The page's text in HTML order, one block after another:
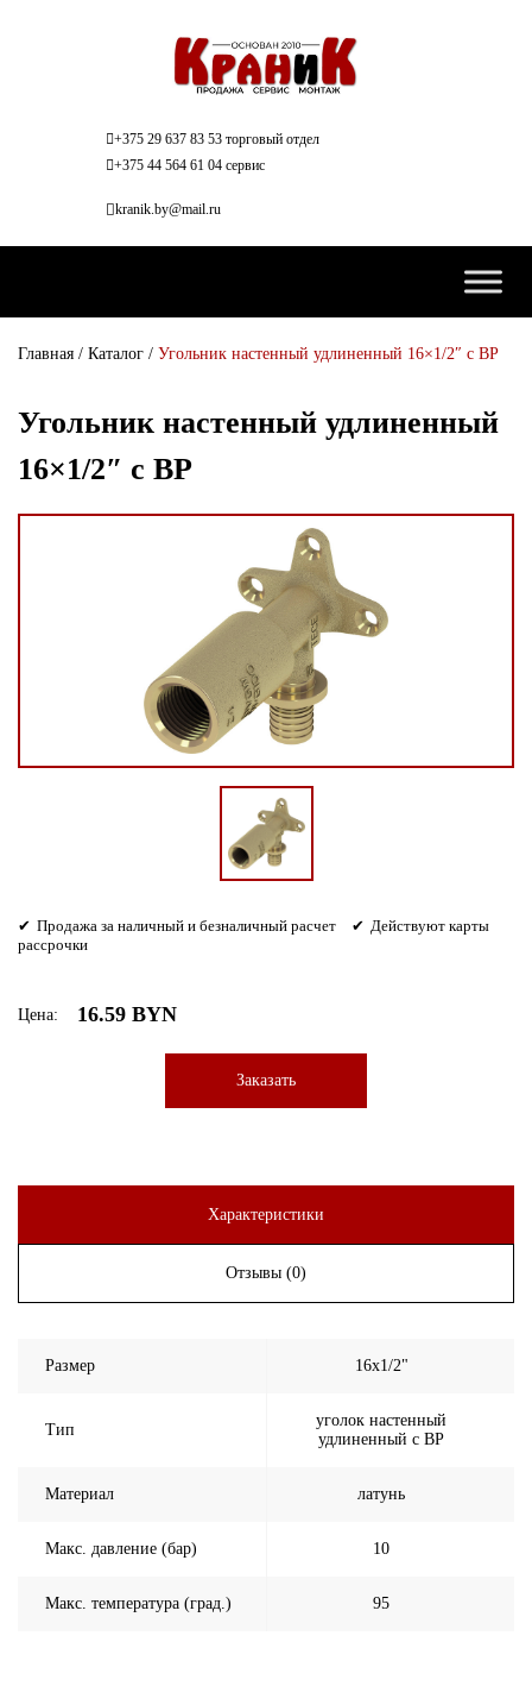
+375 29 637 83 53 торговый отдел
+375 44 564 61 04 сервис
kranik.by@mail.ru
Главная / Каталог / Угольник настенный удлиненный 16×1/2″ с ВР
Угольник настенный удлиненный
16×1/2″ с ВР
Продажа за наличный и безналичный расчет
Действуют карты
рассрочки
Цена: 16.59 BYN
Заказать
Характеристики
Отзывы (0)
Размер 16х1/2"
Тип
уголок настенный
удлиненный с ВР
Материал латунь
Макс. давление (бар) 10
Макс. температура (град.) 95